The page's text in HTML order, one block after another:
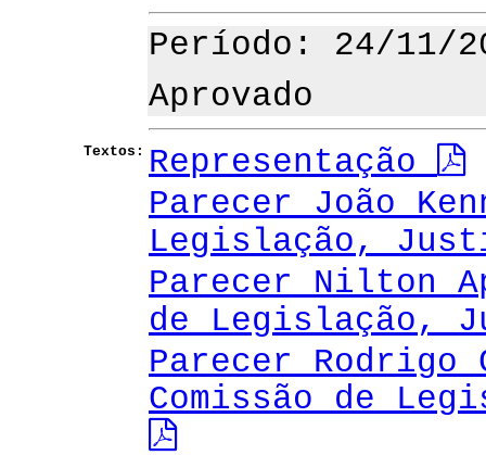
Período: 24/11/
Aprovado
Textos: Representação
Parecer João
Legislação,
Parecer Nilton
de Legislação,
Parecer
Comissão de